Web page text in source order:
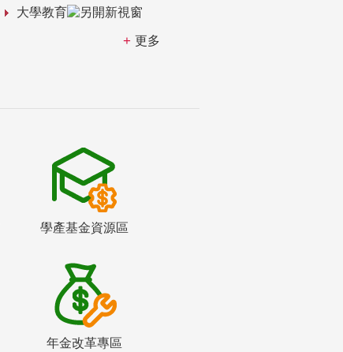
大學教育
更多
學產基金資源區
年金改革專區